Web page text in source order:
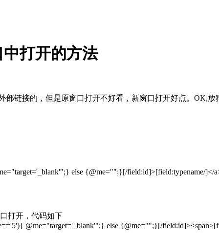
打开的方法
部链接的，但是原窗口打开不好看，新窗口打开好点。OK,
else {@me="";}[/field:id]>[field:typename/]</
打开，代码如下
@me="target='_blank'";} else {@me="";}[/